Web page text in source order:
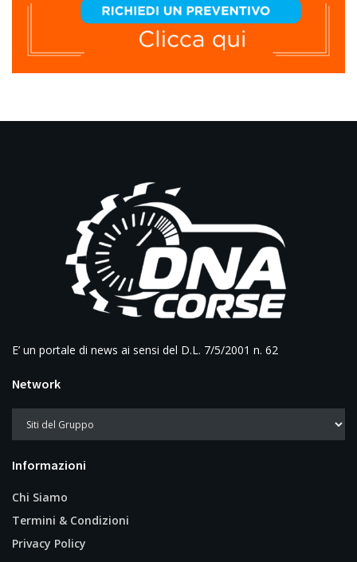
E’ un portale di news ai sensi del D.L. 7/5/2001 n. 62
Network
Informazioni
Chi Siamo
Termini & Condizioni
Privacy Policy